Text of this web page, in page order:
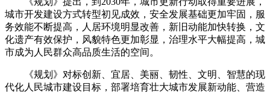
城市开发建设方式转型初见成效，安全发展基础更加牢固，服
务效能不断提高，人居环境明显改善，新旧动能加快转换，文
化遗产有效保护，风貌特色更加彰显，治理水平大幅提高，城
市成为人民群众高品质生活的空间。
《规划》对标创新、宜居、美丽、韧性、文明、智慧的现
代化人民城市建设目标，部署培育壮大城市发展新动能、营造